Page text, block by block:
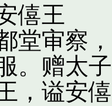
僖王
堂审察
。赠太
，谥安